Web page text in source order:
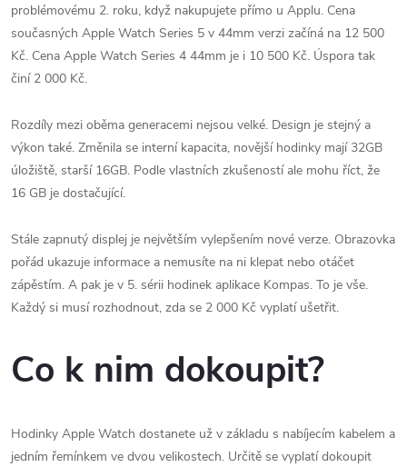
problémovému 2. roku, když nakupujete přímo u Applu. Cena
současných Apple Watch Series 5 v 44mm verzi začíná na 12 500
Kč. Cena Apple Watch Series 4 44mm je i 10 500 Kč. Úspora tak
činí 2 000 Kč.
Rozdíly mezi oběma generacemi nejsou velké. Design je stejný a
výkon také. Změnila se interní kapacita, novější hodinky mají 32GB
úložiště, starší 16GB. Podle vlastních zkušeností ale mohu říct, že
16 GB je dostačující.
Stále zapnutý displej je největším vylepšením nové verze. Obrazovka
pořád ukazuje informace a nemusíte na ni klepat nebo otáčet
zápěstím. A pak je v 5. sérii hodinek aplikace Kompas. To je vše.
Každý si musí rozhodnout, zda se 2 000 Kč vyplatí ušetřit.
Co k nim dokoupit?
Hodinky Apple Watch dostanete už v základu s nabíjecím kabelem a
jedním řemínkem ve dvou velikostech. Určitě se vyplatí dokoupit